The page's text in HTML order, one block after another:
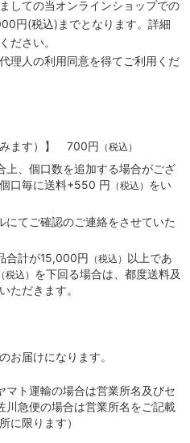
しての当オンラインショップでの
円(税込)までとなります。詳細
ださい。
理人の利用同意を得てご利用くだ
みます）】 700円 （税込）
、個口数を追加する場合がござ
口毎に送料+550 円 （税込） をい
てご確認のご連絡をさせていた
合計が15,000円 （税込） 以上であ
（税込） を下回る場合は、都度送料及
ただきます。
お届けになります。
ト運輸の場合は営業所名及びセ
川急便の場合は営業所名をご記載
に限ります）